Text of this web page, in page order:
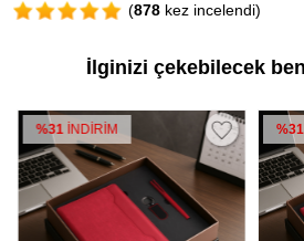
(878 kez incelendi)
İlginizi çekebilecek
%31İNDİRİM %31